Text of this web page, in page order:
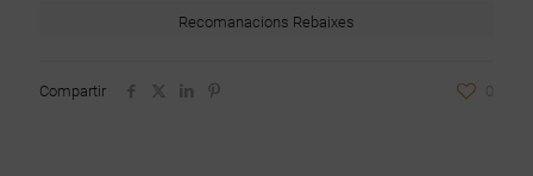
Recomanacions Rebaixes
Compartir 0